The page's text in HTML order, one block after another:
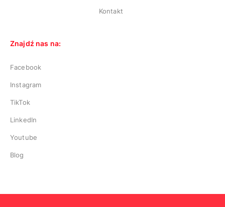
Kontakt
Znajdź nas na:
Facebook
Instagram
TikTok
LinkedIn
Youtube
Blog